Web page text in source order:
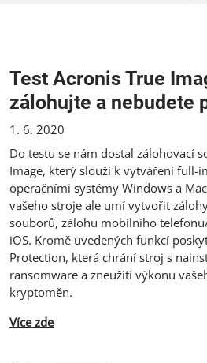
Test Acronis True
zálohujte a nebudete
1. 6. 2020
Do testu se nám dostal zálohovací
Image, který slouží k vytváření full-
operačními systémy Windows a
vašeho stroje ale umí vytvořit
souborů, zálohu mobilního
iOS. Kromě uvedených funkcí
Protection, která chrání stroj s
ransomware a zneužití výkonu
kryptoměn.
Více zde